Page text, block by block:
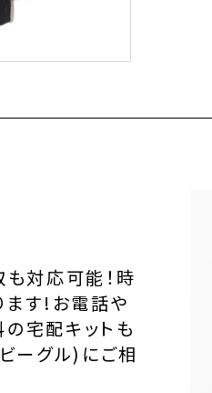
対応可能！時
ます!お電話や
宅配キットも
ーグル)にご相